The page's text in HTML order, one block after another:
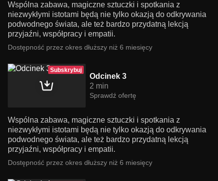
Wspólna zabawa, magiczne sztuczki i spotkania z
niezwykłymi istotami będą nie tylko okazją do odkrywania
podwodnego świata, ale też bardzo przydatną lekcją
przyjaźni, współpracy i empatii.
Dostępność przez okres dłuższy niż 6 miesięcy
Subskrybuj
Odcinek 3
2 min
Sprawdź ofertę
Wspólna zabawa, magiczne sztuczki i spotkania z
niezwykłymi istotami będą nie tylko okazją do odkrywania
podwodnego świata, ale też bardzo przydatną lekcją
przyjaźni, współpracy i empatii.
Dostępność przez okres dłuższy niż 6 miesięcy